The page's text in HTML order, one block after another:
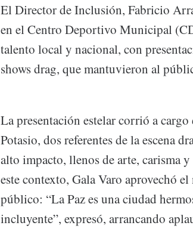
El Director de Inclusión, Fabricio
en el Centro Deportivo Municipal
talento local y nacional, con
shows drag, que mantuvieron al
La presentación estelar corrió a
Potasio, dos referentes de la escena
alto impacto, llenos de arte, carisma
este contexto, Gala Varo aprovechó
público: “La Paz es una ciudad
incluyente”, expresó, arrancando